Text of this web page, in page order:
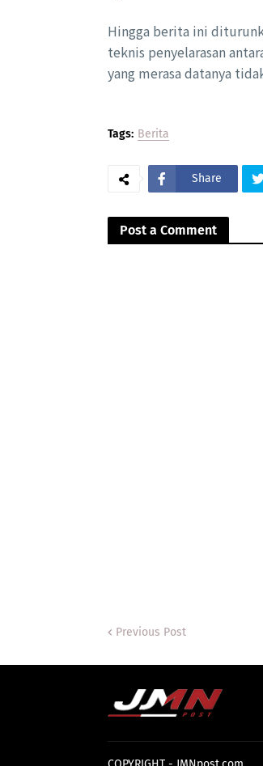
Hingga berita ini
teknis penyelarasan
yang merasa datanya
Tags: Berita
Share
Post a Comment
Previous Post